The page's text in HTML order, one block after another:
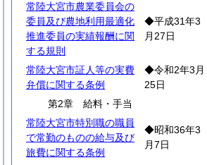
常陸大宮市農業委員会の
委員及び農地利用最適化
推進委員の実績報酬に関
する規則
◆平成31年3
月27日
常陸大宮市証人等の実費
弁償に関する条例
◆令和2年3月
25日
第2章 給料・手当
常陸大宮市特別職の職員
で常勤のものの給与及び
旅費に関する条例
◆昭和36年3
月7日